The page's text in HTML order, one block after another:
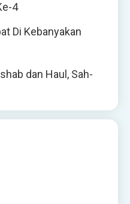
4
Di Kebanyakan
dan Haul, Sah-